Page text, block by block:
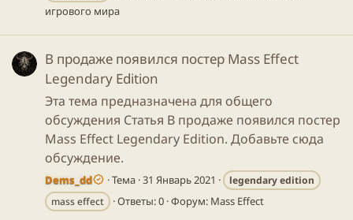
игрового мира
В продаже появился постер Mass Effect
Legendary Edition
Эта тема предназначена для общего
обсуждения Статья В продаже появился постер
Mass Effect Legendary Edition. Добавьте сюда
обсуждение.
Dems_dd Тема 31 Январь 2021 legendaryedition
mass effect
Ответы: 0 Форум: Mass Effect